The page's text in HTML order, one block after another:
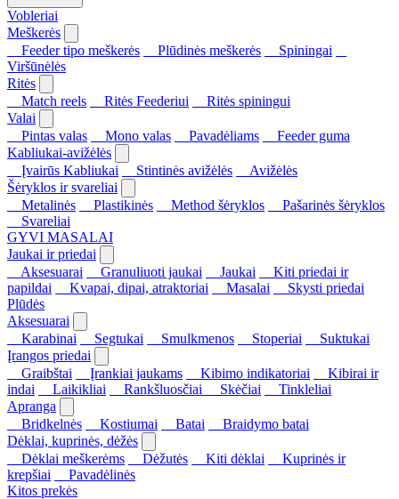
Vobleriai
Meškerės
Feeder tipo meškerės
Plūdinės meškerės
Spiningai
Viršūnėlės
Ritės
Match reels
Ritės Feederiui
Ritės spiningui
Valai
Pintas valas
Mono valas Pavadėliams
Feeder guma
Kabliukai-avižėlės
Įvairūs Kabliukai
Stintinės avižėlės
Avižėlės
Šėryklos ir svareliai
Metalinės
Plastikinės Method šėryklos
Pašarinės šėryklos
Svareliai
GYVI MASALAI
Jaukai ir priedai
Aksesuarai
Granuliuoti jaukai Jaukai
Kiti priedai ir
papildai
Kvapai, dipai, atraktoriai Masalai
Skysti priedai
Plūdės
Aksesuarai
Karabinai
Segtukai Smulkmenos Stoperiai
Suktukai
Įrangos priedai
Graibštai
Įrankiai jaukams Kibimo indikatoriai
Kibirai ir
indai
Laikikliai Rankšluosčiai Skėčiai
Tinkleliai
Apranga
Bridkelnės
Kostiumai Batai
Braidymo batai
Dėklai, kuprinės, dėžės
Dėklai meškerėms
Dėžutės Kiti dėklai
Kuprinės ir
krepšiai
Pavadėlinės
Kitos prekės